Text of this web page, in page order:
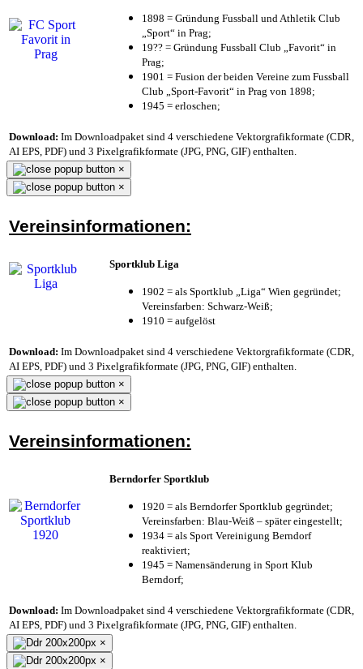
1898 = Gründung Fussball und Athletik Club
„Sport“ in Prag;
19?? = Gründung Fussball Club „Favorit“ in
Prag;
1901 = Fusion der beiden Vereine zum Fussball
Club „Sport-Favorit“ in Prag von 1898;
1945 = erloschen;
Download: Im Downloadpaket sind 4 verschiedene Vektorgrafikformate (CDR,
AI EPS, PDF) und 3 Pixelgrafikformate (JPG, PNG, GIF) enthalten.
×
×
Vereinsinformationen:
Sportklub Liga
1902 = als Sportklub „Liga“ Wien gegründet;
Vereinsfarben: Schwarz-Weiß;
1910 = aufgelöst
Download: Im Downloadpaket sind 4 verschiedene Vektorgrafikformate (CDR,
AI EPS, PDF) und 3 Pixelgrafikformate (JPG, PNG, GIF) enthalten.
×
×
Vereinsinformationen:
Berndorfer Sportklub
1920 = als Berndorfer Sportklub gegründet;
Vereinsfarben: Blau-Weiß – später eingestellt;
1934 = als Sport Vereinigung Berndorf
reaktiviert;
1945 = Namensänderung in Sport Klub
Berndorf;
Download: Im Downloadpaket sind 4 verschiedene Vektorgrafikformate (CDR,
AI EPS, PDF) und 3 Pixelgrafikformate (JPG, PNG, GIF) enthalten.
×
×